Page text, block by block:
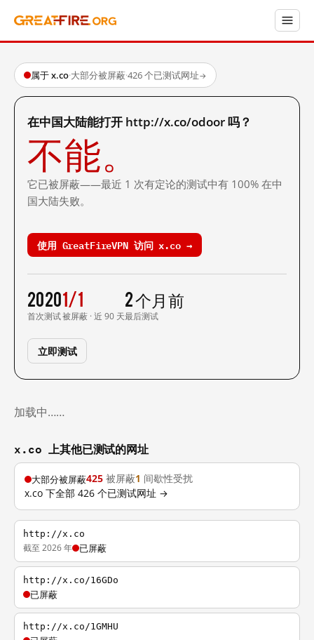
属于 x.co·大部分被屏蔽·426 个已测试网址→
在中国大陆能打开 http://x.co/odoor 吗？
不能。
它已被屏蔽——最近 1 次有定论的测试中有 100% 在中
国大陆失败。
使用 GreatFireVPN 访问 x.co →
2020
首次测试
1/1
被屏蔽 · 近 90 天
2 个月前
最后测试
立即测试
加载中……
x.co 上其他已测试的网址
大部分被屏蔽425 被屏蔽1 间歇性受扰
x.co 下全部 426 个已测试网址 →
http://x.co
截至 2026 年 已屏蔽
http://x.co/16GDo
已屏蔽
http://x.co/1GMHU